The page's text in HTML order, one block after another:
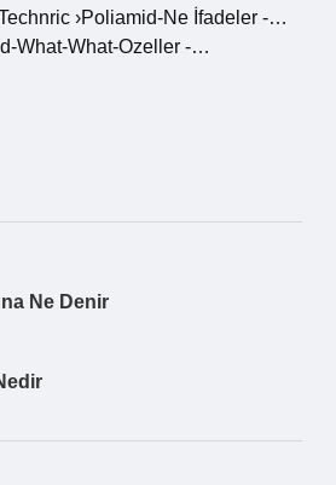
›Poliamid-Ne İfadeler -…
What-What-Ozeller -…
Ne Denir